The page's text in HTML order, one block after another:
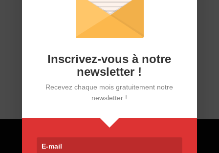
Évolution du congé proche aidant en
2025
Contact
Inscrivez-vous à notre
newsletter !
Recevez chaque mois gratuitement notre
newsletter !